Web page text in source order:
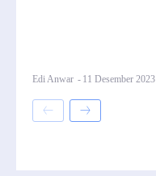
Edi Anwar - 11 Desember 2023